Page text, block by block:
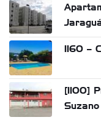
1160
[1100]